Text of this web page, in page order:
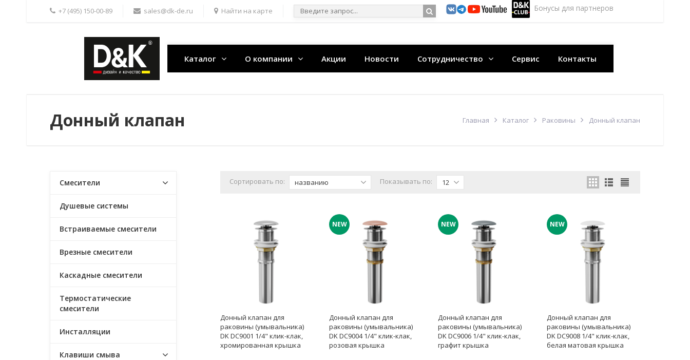
+7 (495) 150-00-89 sales@dk-de.ru Найти на карте Бонусы для партнеров
Каталог О компании Акции Новости Сотрудничество Сервис Контакты
Донный клапан Главная Каталог Раковины Донный клапан
Сортировать по: названию Показывать по: 12
Донный клапан для
раковины (умывальника)
DK DC9001 1/4" клик-клак,
хромированная крышка
NEW
Донный клапан для
раковины (умывальника)
DK DC9004 1/4" клик-клак,
розовая крышка
NEW
Донный клапан для
раковины (умывальника)
DK DC9006 1/4" клик-клак,
графит крышка
NEW
Донный клапан для
раковины (умывальника)
DK DC9008 1/4" клик-клак,
белая матовая крышка
Смесители
Душевые системы
Встраиваемые смесители
Врезные смесители
Каскадные смесители
Термостатические
смесители
Инсталляции
Клавиши смыва